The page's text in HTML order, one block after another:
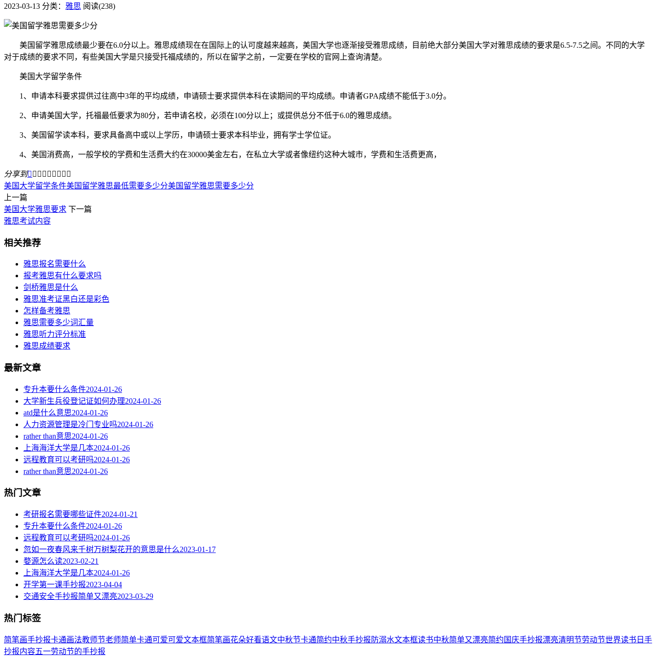
2023-03-13 分类： 雅思 阅读(238)
美国留学雅思成绩最少要在6.0分以上。雅思成绩现在在国际上的认可度越来越高，美国大学也逐渐接受雅思成绩，目前绝大部分美国大学对雅思成绩的要求是6.5-7.5之间。不同的大学
对于成绩的要求不同，有些美国大学是只接受托福成绩的，所以在留学之前，一定要在学校的官网上查询清楚。
美国大学留学条件
1、申请本科要求提供过往高中3年的平均成绩，申请硕士要求提供本科在读期间的平均成绩。申请者GPA成绩不能低于3.0分。
2、申请美国大学，托福最低要求为80分，若申请名校，必须在100分以上；或提供总分不低于6.0的雅思成绩。
3、美国留学读本科，要求具备高中或以上学历，申请硕士要求本科毕业，拥有学士学位证。
4、美国消费高，一般学校的学费和生活费大约在30000美金左右，在私立大学或者像纽约这种大城市，学费和生活费更高，
分享到        
美国大学留学条件美国留学雅思最低需要多少分美国留学雅思需要多少分
上一篇
美国大学雅思要求 下一篇
雅思考试内容
相关推荐
雅思报名需要什么
报考雅思有什么要求吗
剑桥雅思是什么
雅思准考证黑白还是彩色
怎样备考雅思
雅思需要多少词汇量
雅思听力评分标准
雅思成绩要求
最新文章
专升本要什么条件2024-01-26
大学新生兵役登记证如何办理2024-01-26
atd是什么意思2024-01-26
人力资源管理是冷门专业吗2024-01-26
rather than意思2024-01-26
上海海洋大学是几本2024-01-26
远程教育可以考研吗2024-01-26
rather than意思2024-01-26
热门文章
考研报名需要哪些证件2024-01-21
专升本要什么条件2024-01-26
远程教育可以考研吗2024-01-26
忽如一夜春风来千树万树梨花开的意思是什么2023-01-17
婺源怎么读2023-02-21
上海海洋大学是几本2024-01-26
开学第一课手抄报2023-04-04
交通安全手抄报简单又漂亮2023-03-29
热门标签
简笔画手抄报卡通画法教师节老师简单卡通可爱可爱文本框简笔画花朵好看语文中秋节卡通简约中秋手抄报 防溺水文本框读书中秋简单又漂亮简约 国庆手抄报漂亮清明节劳动节世界读书日 手
抄报内容五一劳动节的手抄报